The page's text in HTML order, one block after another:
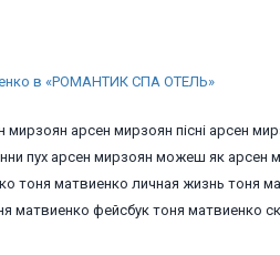
в «РОМАНТИК СПА ОТЕЛЬ»
мирзоян арсен мирзоян пісні арсен
пух арсен мирзоян можеш як арсен
тоня матвиенко личная жизнь
матвиенко фейсбук тоня матвиенко